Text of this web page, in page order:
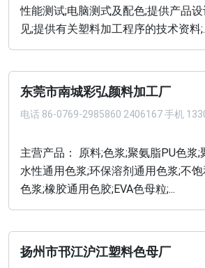
性能测试;电脑测式及配色;提供产品
见;提供有关塑料加工程序的技术资料
东莞市南城彩弘颜料加工厂
电话 86-0769-2985860 2406167 手机
主营产品： 原料;色浆;聚氨脂PU色浆;
水性通用色浆;环保溶剂通用色浆;不
色浆;橡胶通用色胶;EVA色母粒;...
扬州市邗江沪江塑料色母厂